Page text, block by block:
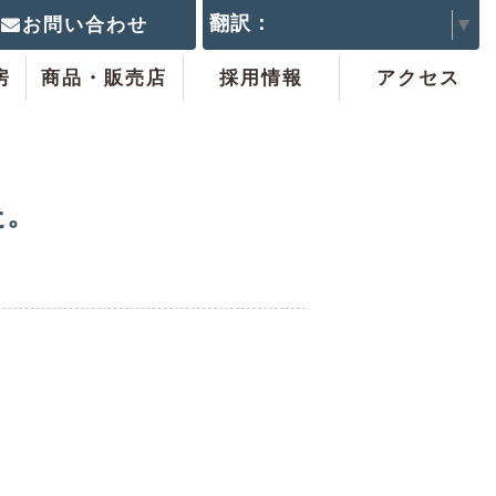
お問い合わせ
商品・販売店 採用情報 アクセス
翻訳： ▼